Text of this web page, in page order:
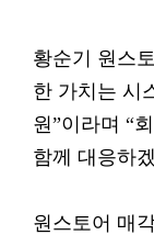
황순기 원스
한 가치는 시
원”이라며 “
함께 대응하
원스토어 매